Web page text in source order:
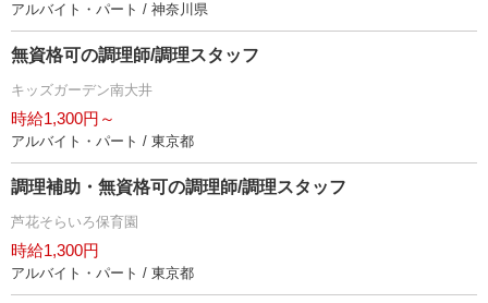
アルバイト・パート / 神奈川県
無資格可の調理師/調理スタッフ
キッズガーデン南大井
時給1,300円～
アルバイト・パート / 東京都
調理補助・無資格可の調理師/調理スタッフ
芦花そらいろ保育園
時給1,300円
アルバイト・パート / 東京都